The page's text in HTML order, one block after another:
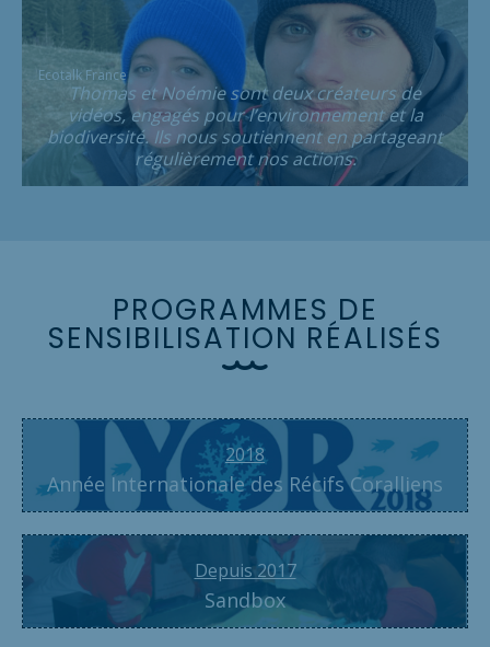
Ecotalk France
Thomas et Noémie sont deux créateurs de
vidéos, engagés pour l’environnement et la
biodiversité. Ils nous soutiennent en partageant
régulièrement nos actions.
PROGRAMMES DE
SENSIBILISATION RÉALISÉS
2018
Année Internationale des Récifs Coralliens
Depuis 2017
Sandbox